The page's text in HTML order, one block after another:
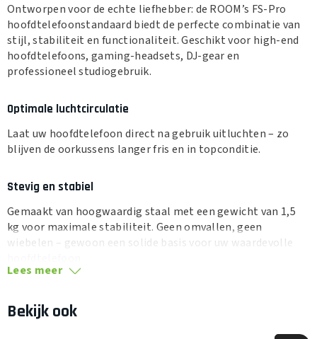
Ontworpen voor de echte liefhebber: de ROOM’s FS-Pro
hoofdtelefoonstandaard biedt de perfecte combinatie van
stijl, stabiliteit en functionaliteit. Geschikt voor high-end
hoofdtelefoons, gaming-headsets, DJ-gear en
professioneel studiogebruik.
Optimale luchtcirculatie
Laat uw hoofdtelefoon direct na gebruik uitluchten – zo
blijven de oorkussens langer fris en in topconditie.
Stevig en stabiel
Gemaakt van hoogwaardig staal met een gewicht van 1,5
kg voor maximale stabiliteit. Geen omvallen, geen
wiebelen – gewoon een solide basis voor uw waardevolle
Dankzij de verstelbare hoogte past de FS-Pro zich
Lees meer
Bekijk ook